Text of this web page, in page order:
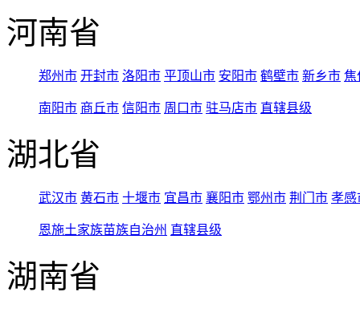
河南省
郑州市 开封市 洛阳市 平顶山市 安阳市 鹤壁市 新乡市 焦
南阳市 商丘市 信阳市 周口市 驻马店市 直辖县级
湖北省
武汉市 黄石市 十堰市 宜昌市 襄阳市 鄂州市 荆门市 孝感
恩施土家族苗族自治州 直辖县级
湖南省